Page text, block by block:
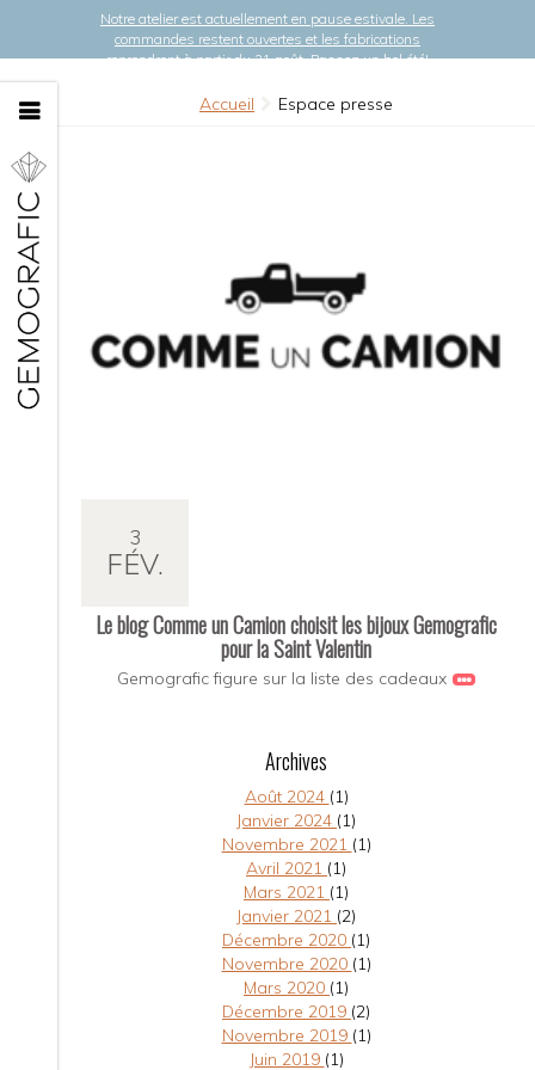
Notre atelier est actuellement en pause estivale. Les
commandes restent ouvertes et les fabrications
reprendront à partir du 21 août. Passez un bel été!
Accueil Espace presse
3
FÉV.
Le blog Comme un Camion choisit les bijoux Gemografic
pour la Saint Valentin
Gemografic figure sur la liste des cadeaux
Archives
Août 2024 (1)
Janvier 2024 (1)
Novembre 2021 (1)
Avril 2021 (1)
Mars 2021 (1)
Janvier 2021 (2)
Décembre 2020 (1)
Novembre 2020 (1)
Mars 2020 (1)
Décembre 2019 (2)
Novembre 2019 (1)
Juin 2019 (1)